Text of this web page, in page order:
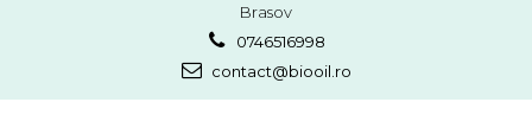
Brasov
0746516998
contact@biooil.ro